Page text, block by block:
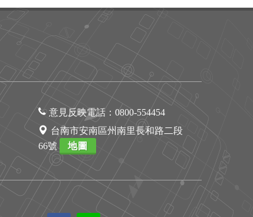
意見反映電話： 0800-554454
台南市安南區州南里長和路二段
66號
地圖